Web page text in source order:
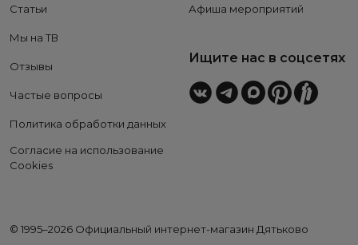
Статьи
Мы на ТВ
Отзывы
Частые вопросы
Политика обработки данных
Согласие на использование
Cookies
Афиша мероприятий
Ищите нас в соцсетях
© 1995–2026 Официальный интернет-магазин Дятьково